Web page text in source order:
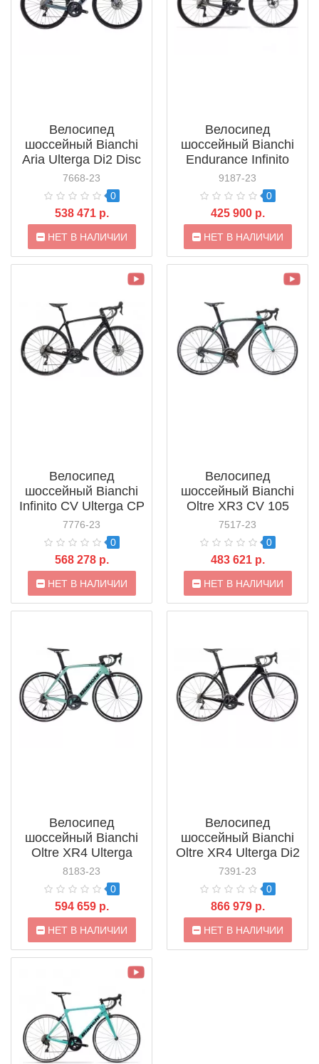
Велосипед
шоссейный Bianchi
Aria Ulterga Di2 Disc
(2021)
7668-23
0
538 471 р.
НЕТ В НАЛИЧИИ
Велосипед
шоссейный Bianchi
Endurance Infinito
Disc 105 (YTB5DI2)
9187-23
0
425 900 р.
НЕТ В НАЛИЧИИ
Велосипед
шоссейный Bianchi
Infinito CV Ulterga CP
Disc (2021)
7776-23
0
568 278 р.
НЕТ В НАЛИЧИИ
Велосипед
шоссейный Bianchi
Oltre XR3 CV 105
(2021)
7517-23
0
483 621 р.
НЕТ В НАЛИЧИИ
Велосипед
шоссейный Bianchi
Oltre XR4 Ulterga
(2021)
8183-23
0
594 659 р.
НЕТ В НАЛИЧИИ
Велосипед
шоссейный Bianchi
Oltre XR4 Ulterga Di2
(2021)
7391-23
0
866 979 р.
НЕТ В НАЛИЧИИ